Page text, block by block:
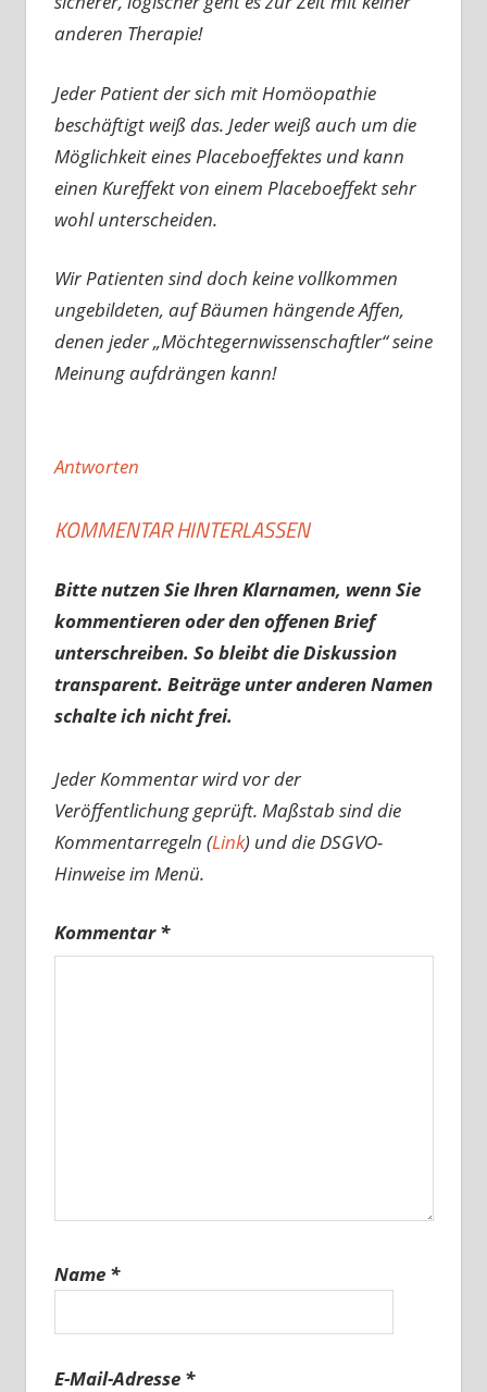
anderen Therapie!
Jeder Patient der sich mit Homöopathie
beschäftigt weiß das. Jeder weiß auch um die
Möglichkeit eines Placeboeffektes und kann
einen Kureffekt von einem Placeboeffekt sehr
wohl unterscheiden.
Wir Patienten sind doch keine vollkommen
ungebildeten, auf Bäumen hängende Affen,
denen jeder „Möchtegernwissenschaftler“ seine
Meinung aufdrängen kann!
Antworten
KOMMENTAR HINTERLASSEN
Bitte nutzen Sie Ihren Klarnamen, wenn Sie
kommentieren oder den offenen Brief
unterschreiben. So bleibt die Diskussion
transparent. Beiträge unter anderen Namen
schalte ich nicht frei.
Jeder Kommentar wird vor der
Veröffentlichung geprüft. Maßstab sind die
Kommentarregeln (Link) und die DSGVO-
Hinweise im Menü.
Kommentar*
Name *
E-Mail-Adresse *